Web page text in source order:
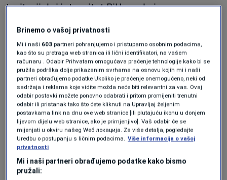
teritorijalni integritet BiH, ovakvim
ako se uzme u obzir da on pod svojom
kontrolom ima većinu medija u Srbiji.
RTS je tako naveo da je konzulat otvoren na
osnovu sporazuma Srbije i BiH, navodeći pri
tome da ga je Federacija otvorila iako je jasno
da vanjska politika države ne može biti na
nivou entiteta.
Brinemo o vašoj privatnosti
Mi i naši 603 partneri pohranjujemo i pristupamo osobnim podacima,
kao što su pretraga web stranica ili lični identifikatori, na vašem
računaru . Odabir Prihvatam omogućava praćenje tehnologije kako bi se
pružila podrška dolje prikazanim svrhama na osnovu kojih mi i naši
partneri obrađujemo podatke Ukoliko je praćenje onemogućeno, neki od
sadržaja i reklama koje vidite možda neće biti relevantni za vas. Ovaj
odabir postavki možete ponovno odabrati i pritom promijeniti trenutni
odabir ili pristanak tako što ćete kliknuti na Upravljaj željenim
postavkama link na dnu ove web stranice [ili plutajuću ikonu u donjem
lijevom dijelu web stranice, ako je primjenjivo]. Vaš odabir će se
mijenjati u okviru našeg Wеб локација. Za više detalja, pogledajte
Uredbu o postupanju s ličnim podacima. Više informacija o vašoj
privatnosti
Mi i naši partneri obrađujemo podatke kako bismo
pružali: